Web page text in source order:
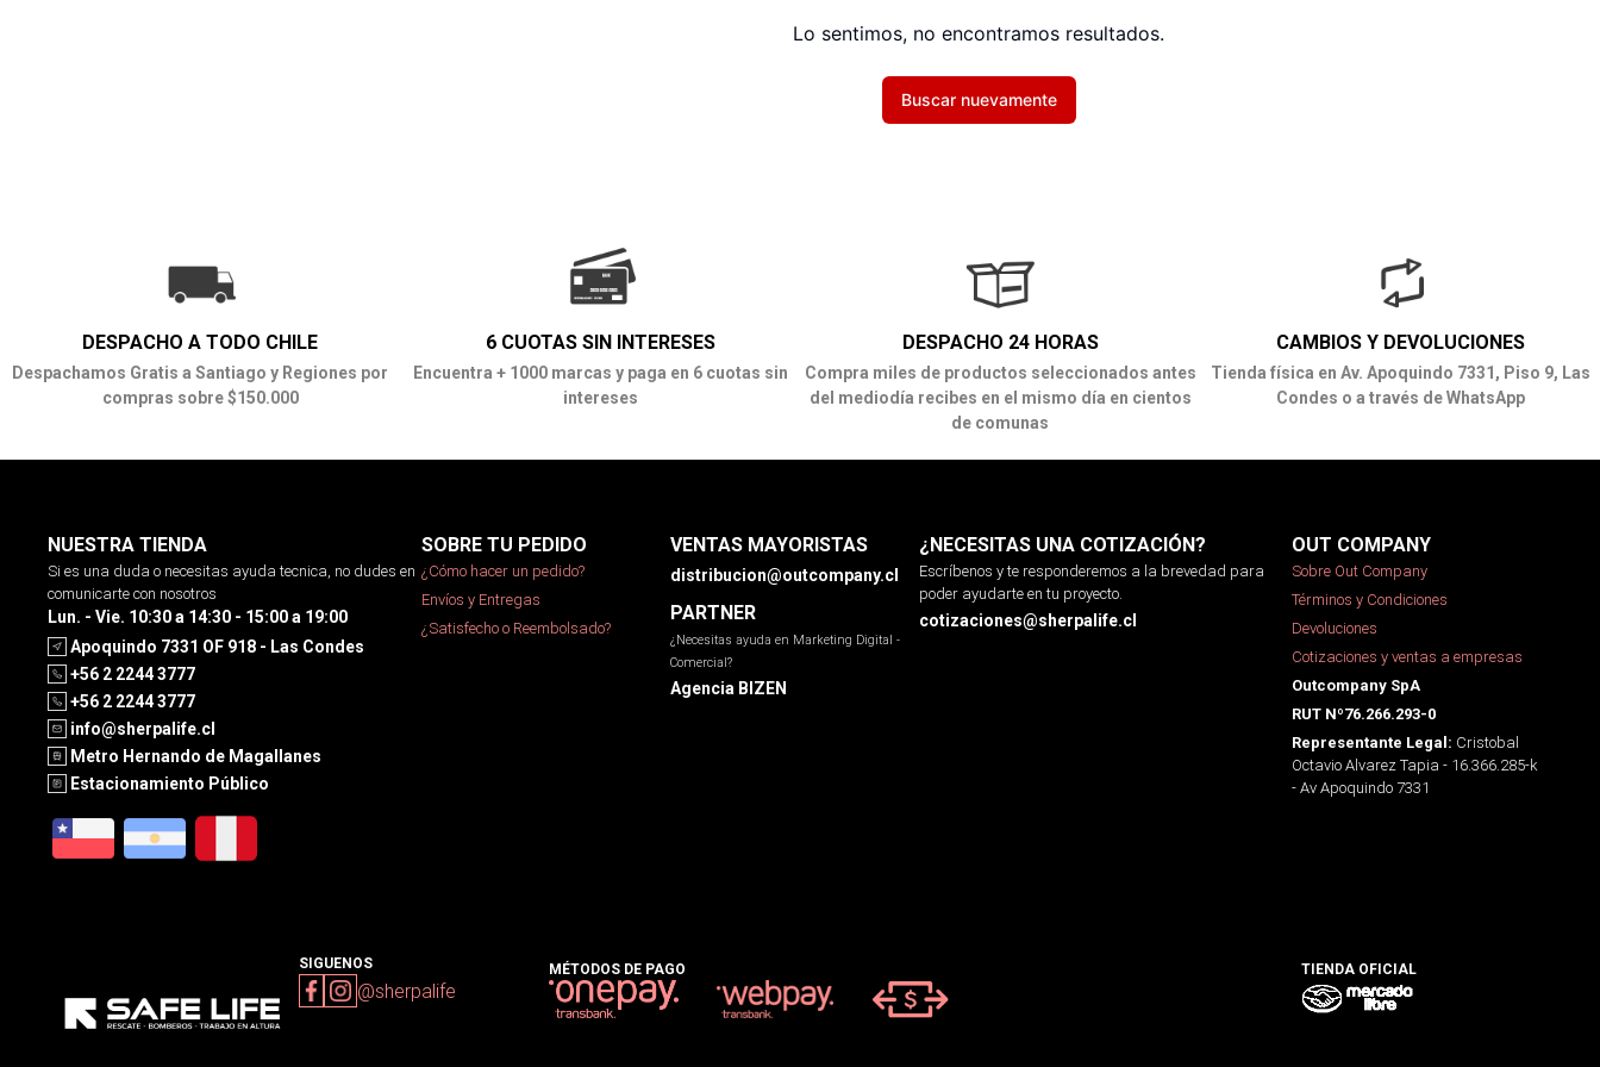
Lo sentimos, no encontramos resultados.
Buscar nuevamente
DESPACHO A TODO CHILE
Despachamos Gratis a Santiago y Regiones por
compras sobre $150.000
6 CUOTAS SIN INTERESES
Encuentra + 1000 marcas y paga en 6 cuotas sin
intereses
DESPACHO 24 HORAS
Compra miles de productos seleccionados antes
del mediodía recibes en el mismo día en cientos
de comunas
CAMBIOS Y DEVOLUCIONES
Tienda física en Av. Apoquindo 7331, Piso 9, Las
Condes o a través de WhatsApp
NUESTRA TIENDA
Si es una duda o necesitas ayuda tecnica, no dudes en
comunicarte con nosotros
Lun. - Vie. 10:30 a 14:30 - 15:00 a 19:00
Apoquindo 7331 OF 918 - Las Condes
+56 2 2244 3777
+56 2 2244 3777
info@sherpalife.cl
Metro Hernando de Magallanes
Estacionamiento Público
SOBRE TU PEDIDO
¿Cómo hacer un pedido?
Envíos y Entregas
¿Satisfecho o Reembolsado?
VENTAS MAYORISTAS
distribucion@outcompany.cl
PARTNER
¿Necesitas ayuda en Marketing Digital -
Comercial?
Agencia BIZEN
¿NECESITAS UNA COTIZACIÓN?
Escríbenos y te responderemos a la brevedad para
poder ayudarte en tu proyecto.
cotizaciones@sherpalife.cl
OUT COMPANY
Sobre Out Company
Términos y Condiciones
Devoluciones
Cotizaciones y ventas a empresas
Outcompany SpA
RUT Nº76.266.293-0
Representante Legal: Cristobal
Octavio Alvarez Tapia - 16.366.285-k
- Av Apoquindo 7331
SIGUENOS
@sherpalife
MÉTODOS DE PAGO TIENDA OFICIAL